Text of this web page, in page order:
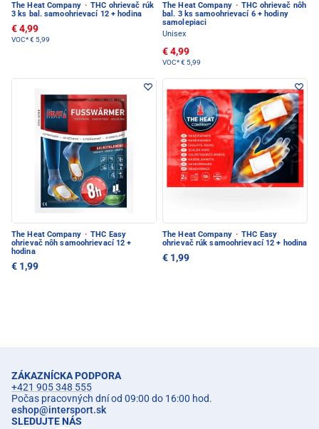
The Heat Company · THC ohrievač rúk
3 ks bal. samoohrievací 12 + hodina
€ 4,99
VOC*€ 5,99
The Heat Company · THC ohrievač nôh
bal. 3 ks samoohrievací 6 + hodiny
samolepiaci
Unisex
€ 4,99
VOC*€ 5,99
The Heat Company · THC Easy
ohrievač nôh samoohrievací 12 +
hodina
€ 1,99
The Heat Company · THC Easy
ohrievač rúk samoohrievací 12 + hodina
€ 1,99
ZÁKAZNÍCKA PODPORA
+421 905 348 555
Počas pracovných dní od 09:00 do 16:00 hod.
eshop@intersport.sk
SLEDUJTE NÁS